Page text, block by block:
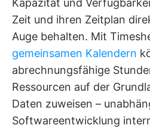
Kapazität und
Zeit und ihren Zeitplan
Auge behalten. Mit
gemeinsamen Kalendern
abrechnungsfähige
Ressourcen auf der
Daten zuweisen –
Softwareentwicklung